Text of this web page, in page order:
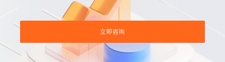
立即咨询